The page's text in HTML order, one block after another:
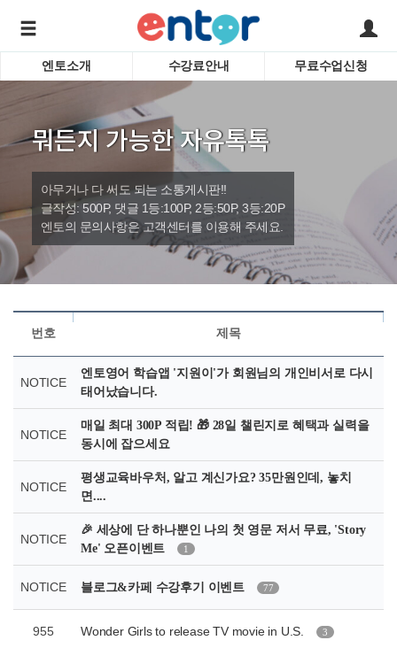
학습도우미 G1
바로가기
서비스안내
강사소개
회사소개
어린이
영자신
수업
엔토소개 수강료안내 무료수업신청
뭐든지 가능한 자유톡톡
아무거나 다 써도 되는 소통게시판!!
글작성: 500P, 댓글 1등:100P, 2등:50P, 3등:20P
엔토의 문의사항은 고객센터를 이용해 주세요.
번호 제목
NOTICE
엔토영어 학습앱 '지원이'가 회원님의 개인비서로 다시
태어났습니다.
NOTICE
매일 최대 300P 적립! 🎁 28일 챌린지로 혜택과 실력을
동시에 잡으세요
NOTICE
평생교육바우처, 알고 계신가요? 35만원인데, 놓치
면....
NOTICE
🎉 세상에 단 하나뿐인 나의 첫 영문 저서 무료, 'Story
Me' 오픈이벤트
1
NOTICE 블로그&카페 수강후기 이벤트 77
955 Wonder Girls to release TV movie in U.S. 3